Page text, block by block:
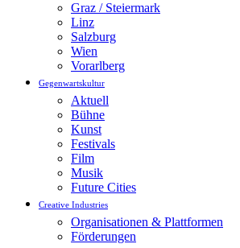
Graz / Steiermark
Linz
Salzburg
Wien
Vorarlberg
Gegenwartskultur
Aktuell
Bühne
Kunst
Festivals
Film
Musik
Future Cities
Creative Industries
Organisationen & Plattformen
Förderungen